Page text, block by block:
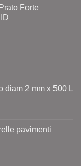
Forte
diam 2 mm x 500 L
pavimenti